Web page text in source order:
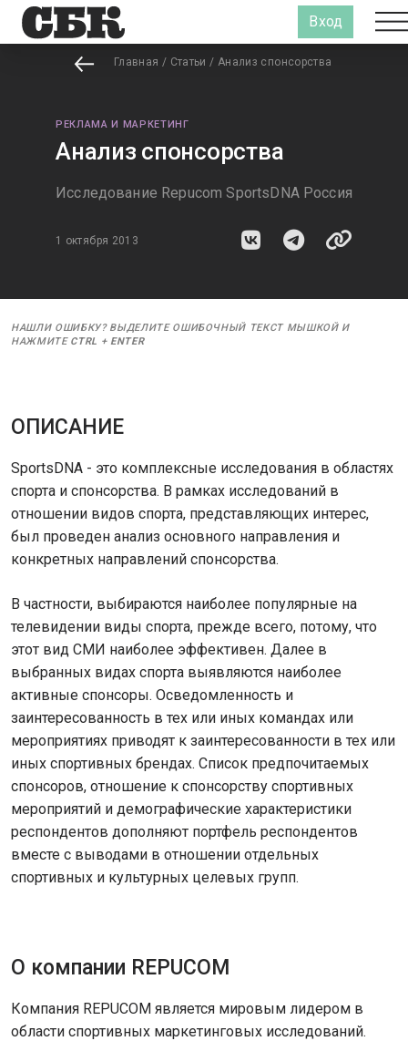
Вход
Главная / Статьи / Анализ спонсорства
РЕКЛАМА И МАРКЕТИНГ
Анализ спонсорства
Исследование Repucom SportsDNA Россия
1 октября 2013
НАШЛИ ОШИБКУ? ВЫДЕЛИТЕ ОШИБОЧНЫЙ ТЕКСТ МЫШКОЙ И
НАЖМИТЕ CTRL + ENTER
ОПИСАНИЕ
SportsDNA - это комплексные исследования в областях
спорта и спонсорства. В рамках исследований в
отношении видов спорта, представляющих интерес,
был проведен анализ основного направления и
конкретных направлений спонсорства.
В частности, выбираются наиболее популярные на
телевидении виды спорта, прежде всего, потому, что
этот вид СМИ наиболее эффективен. Далее в
выбранных видах спорта выявляются наиболее
активные спонсоры. Осведомленность и
заинтересованность в тех или иных командах или
мероприятиях приводят к заинтересованности в тех или
иных спортивных брендах. Список предпочитаемых
спонсоров, отношение к спонсорству спортивных
мероприятий и демографические характеристики
респондентов дополняют портфель респондентов
вместе с выводами в отношении отдельных
спортивных и культурных целевых групп.
О компании REPUCOM
Компания REPUCOM является мировым лидером в
области спортивных маркетинговых исследований.